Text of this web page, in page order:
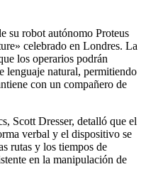
su robot autónomo Proteus
celebrado en Londres. La
los operarios podrán
lenguaje natural, permitiendo
con un compañero de
Scott Dresser, detalló que el
verbal y el dispositivo se
rutas y los tiempos de
en la manipulación de